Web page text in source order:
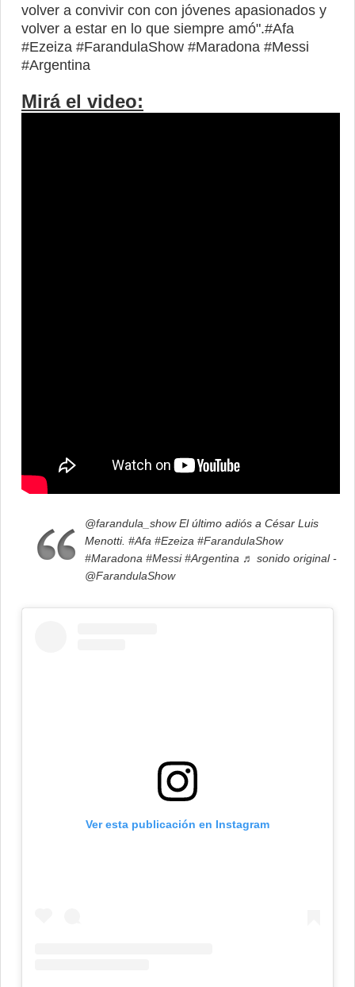
volver a convivir con con jóvenes apasionados y
volver a estar en lo que siempre amó".#Afa
#Ezeiza #FarandulaShow #Maradona #Messi
#Argentina
Mirá el video:
@farandula_showEl último adiós a César Luis
Menotti. #Afa #Ezeiza #FarandulaShow
#Maradona #Messi #Argentina ♬ sonido original -
@FarandulaShow
Ver esta publicación en Instagram